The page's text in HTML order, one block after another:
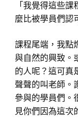
「我覺得這些
麼比被學員們認
課程尾端，我點
與自然的興致。
的人呢？這可真
聲聲的叫老師。
參與的學員們。
見你們因為這次